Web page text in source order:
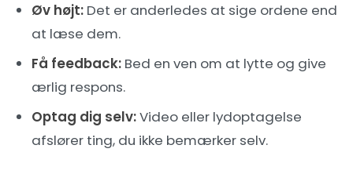
Øv højt: Det er anderledes at sige ordene end
at læse dem.
Få feedback: Bed en ven om at lytte og give
ærlig respons.
Optag dig selv:Video eller lydoptagelse
afslører ting, du ikke bemærker selv.